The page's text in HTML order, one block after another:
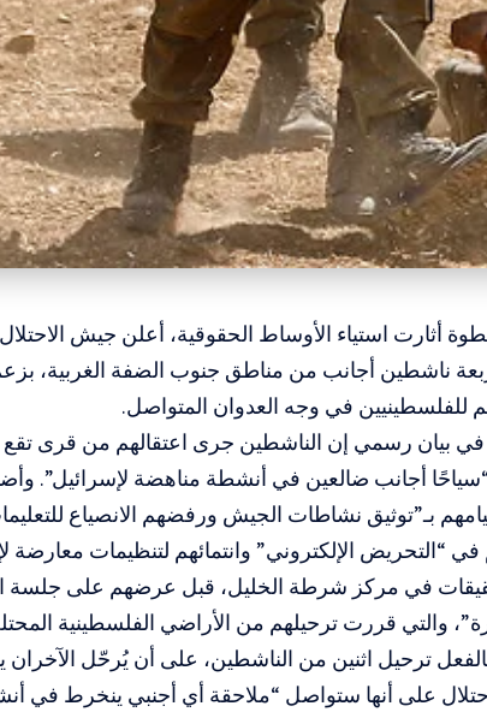
أثارت استياء الأوساط الحقوقية، أعلن جيش الاحتلال
ناشطين أجانب من مناطق جنوب الضفة الغربية،
للفلسطينيين في وجه العدوان المتواصل.
بيان رسمي إن الناشطين جرى اعتقالهم من قرى
أجانب ضالعين في أنشطة مناهضة لإسرائيل”.
بـ”توثيق نشاطات الجيش ورفضهم الانصياع
“التحريض الإلكتروني” وانتمائهم لتنظيمات معارضة
في مركز شرطة الخليل، قبل عرضهم على جلسة
والتي قررت ترحيلهم من الأراضي الفلسطينية
ترحيل اثنين من الناشطين، على أن يُرحّل الآخران
على أنها ستواصل “ملاحقة أي أجنبي ينخرط في